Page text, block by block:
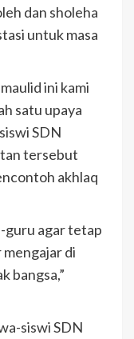
dan sholeha
untuk masa
ini kami
satu upaya
SDN
tersebut
akhlaq
guru agar tetap
di
bangsa,”
siswi SDN